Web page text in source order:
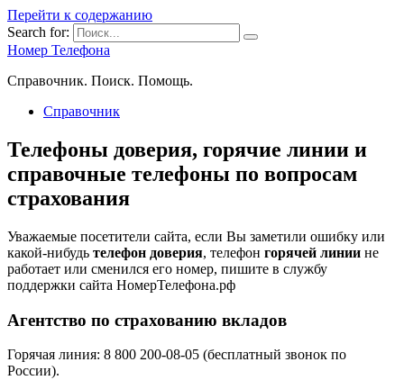
Перейти к содержанию
Search for:
Номер Телефона
Справочник. Поиск. Помощь.
Справочник
Телефоны доверия, горячие линии и
справочные телефоны по вопросам
страхования
Уважаемые посетители сайта, если Вы заметили ошибку или
какой-нибудь телефон доверия, телефон горячей линии не
работает или сменился его номер, пишите в службу
поддержки сайта НомерТелефона.рф
Агентство по страхованию вкладов
Горячая линия: 8 800 200-08-05 (бесплатный звонок по
России).